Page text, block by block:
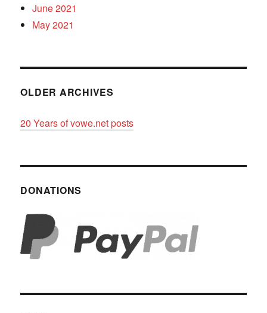
June 2021
May 2021
OLDER ARCHIVES
20 Years of vowe.net posts
DONATIONS